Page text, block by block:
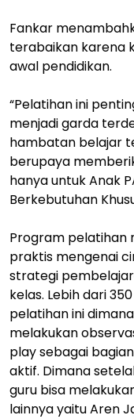
Fankar
terabaikan karena
awal pendidikan.
“Pelatihan ini
menjadi garda
hambatan belajar
berupaya
hanya untuk Anak
Berkebutuhan
Program pelatihan
praktis mengenai
strategi
kelas. Lebih dari
pelatihan ini
melakukan
play sebagai
aktif. Dimana
guru bisa
lainnya yaitu Aren